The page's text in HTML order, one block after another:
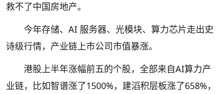
救不了中国房地产。
今年存储、AI 服务器、光模块、算力芯片走出史
诗级行情，产业链上市公司市值暴涨。
港股上半年涨幅前五的个股，全部来自AI算力产
业链，比如智谱涨了1500%，建滔积层板涨了658%，